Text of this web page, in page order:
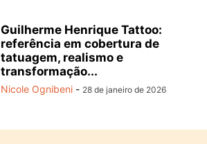
Guilherme Henrique Tattoo:
referência em cobertura de
tatuagem, realismo e
transformação...
Nicole Ognibeni - 28 de janeiro de 2026